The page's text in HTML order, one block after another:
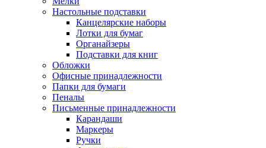
Настольные подставки
Канцелярские наборы
Лотки для бумаг
Органайзеры
Подставки для книг
Обложки
Офисные принадлежности
Папки для бумаги
Пеналы
Письменные принадлежности
Карандаши
Маркеры
Ручки